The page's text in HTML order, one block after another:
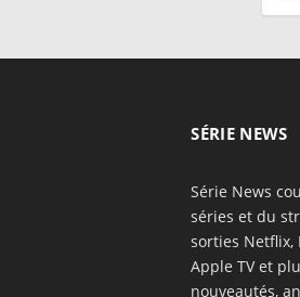
SÉRIE NEWS
Série News
séries et du
sorties Netflix,
Apple TV et
nouveautés,